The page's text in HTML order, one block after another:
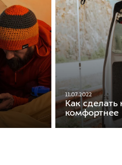
11.07.2022
Как
комфортнее